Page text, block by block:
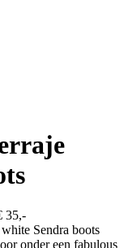
35,-
Sendra boots
onder een fabulous